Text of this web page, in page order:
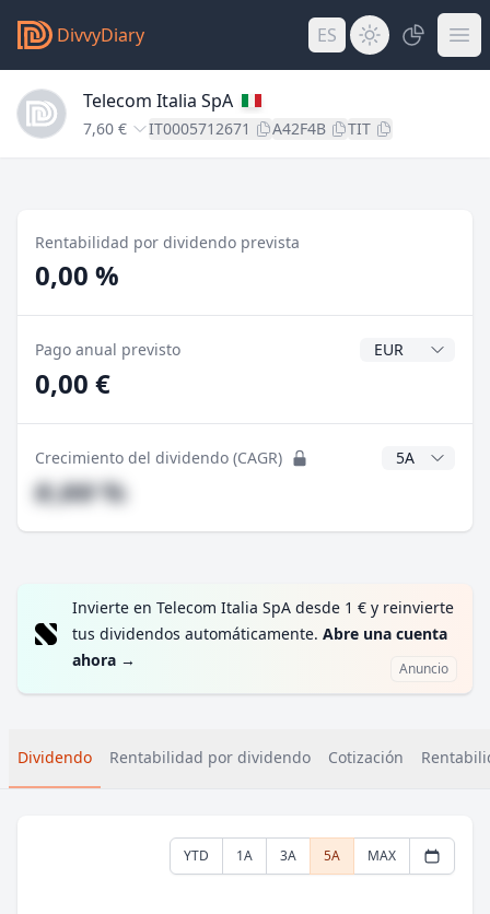
DivvyDiary ES
Telecom Italia SpA
7,60 € IT0005712671 A42F4B TIT
Rentabilidad por dividendo prevista
0,00 %
Pago anual previsto Divisa del
0,00 €
Crecimiento del dividendo (CAGR) Años CAGR
#,## %
Invierte en Telecom Italia SpA desde 1 € y reinvierte
tus dividendos automáticamente. Abre una cuenta
ahora → Anuncio
Dividendo Rentabilidad por dividendo Cotización
YTD 1A 3A 5A MAX